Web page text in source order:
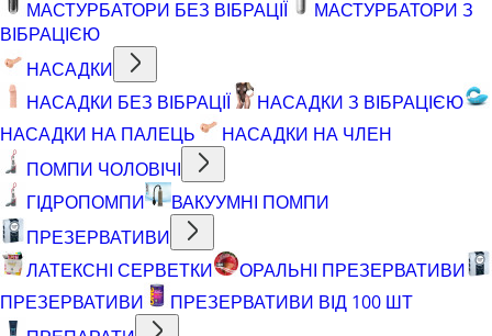
МАСТУРБАТОРИ БЕЗ ВІБРАЦІЇ
МАСТУРБАТОРИ З
ВІБРАЦІЄЮ
НАСАДКИ
НАСАДКИ БЕЗ ВІБРАЦІЇ
НАСАДКИ З ВІБРАЦІЄЮ
НАСАДКИ НА ПАЛЕЦЬ
НАСАДКИ НА ЧЛЕН
ПОМПИ ЧОЛОВІЧІ
ГІДРОПОМПИ
ВАКУУМНІ ПОМПИ
ПРЕЗЕРВАТИВИ
ЛАТЕКСНІ СЕРВЕТКИ
ОРАЛЬНІ ПРЕЗЕРВАТИВИ
ПРЕЗЕРВАТИВИ
ПРЕЗЕРВАТИВИ ВІД 100 ШТ